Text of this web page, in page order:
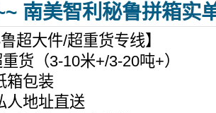
南美智利秘鲁拼箱实
鲁超大件/超重货专线】
货（3-10米+/3-20吨+）
箱包装
人地址直送